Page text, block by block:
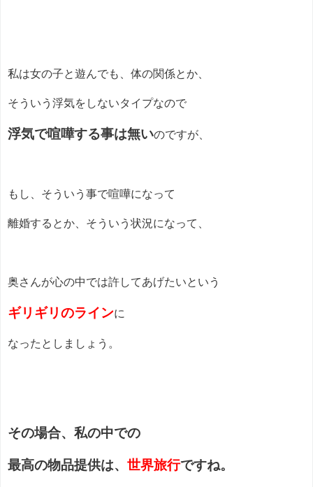
私は女の子と遊んでも、体の関係とか、
そういう浮気をしないタイプなので
浮気で喧嘩する事は無いのですが、
もし、そういう事で喧嘩になって
離婚するとか、そういう状況になって、
奥さんが心の中では許してあげたいという
ギリギリのラインに
なったとしましょう。
その場合、私の中での
最高の物品提供は、 世界旅行ですね。